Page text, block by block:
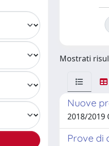
Mostrati
Nuove
2018/2019
Prove di